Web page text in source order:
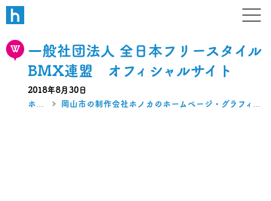
W B N デザイン・ホームページ・
一般社団法人 全日本フリースタイル
BMX連盟 オフィシャルサイト
2018年8月30日
ホーム
岡山市の制作会社ホノカのホームページ・グラフィック制作実績